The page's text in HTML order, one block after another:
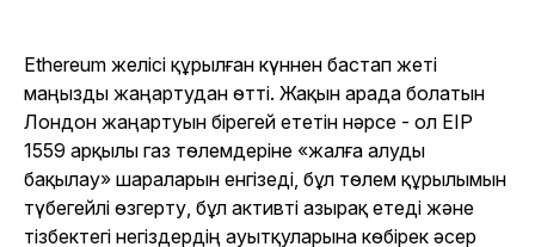
Ethereum желісі құрылған күннен бастап жеті
маңызды жаңартудан өтті. Жақын арада болатын
Лондон жаңартуын бірегей ететін нәрсе - ол EIP
1559 арқылы газ төлемдеріне «жалға алуды
бақылау» шараларын енгізеді, бұл төлем құрылымын
түбегейлі өзгерту, бұл активті азырақ етеді және
тізбектегі негіздердің ауытқуларына көбірек әсер